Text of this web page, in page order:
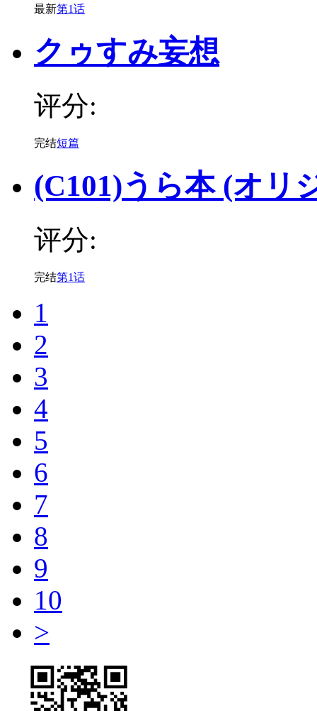
最新第1话
クゥすみ妄想
评分:
完结短篇
(C101)うら本 (オリ
评分:
完结第1话
1
2
3
4
5
6
7
8
9
10
>